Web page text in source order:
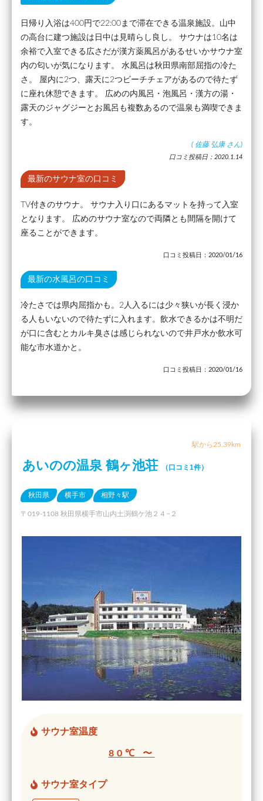
日帰り入浴は400円で22:00まで滞在できる温泉施設。山中
の高台に建つ施設は日中は見晴らし良し。 サウナは10名は
余裕で入室できる広さだが漢方薬風呂があるせいかサウナ室
内の匂いが気になります。 水風呂は秋田県南部屈指の冷た
さ。 屋内に2つ、露天に2つビーチチェアがあるので待たず
に座れ休憩できます。 広めの内風呂・泡風呂・漢方の湯・
露天のジャグジーとお風呂も複数あるので温泉も満喫できま
す。
( 佐藤 弘康 さん)
口コミ投稿日：2020.1.14
最新のサウナ室の口コミ
TV付きのサウナ。 サウナ入り口にあるマットを持って入室
となります。 広めのサウナ室なので両隣とも間隔を開けて
座ることができます。
口コミ投稿日：2020/01/16
最新の水風呂の口コミ
冷たさでは県内屈指かも。2人入るには少々狭いが長く浸か
る人もいないので待たずに入れます。飲水できるかは不明だ
が口に含むとカルキ臭さは感じられないので井戸水か飲水可
能な市水道かと。
口コミ投稿日：2020/01/16
駅から25.39km
あいのの温泉 鶴ヶ池荘 （口コミ1件）
秋田県 横手市 相野々駅
〒019-1108 秋田県横手市山内土渕鶴ケ池２４−２
サウナ室温度
80℃ 〜
サウナ室タイプ